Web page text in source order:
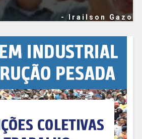
- Irailson Gazo